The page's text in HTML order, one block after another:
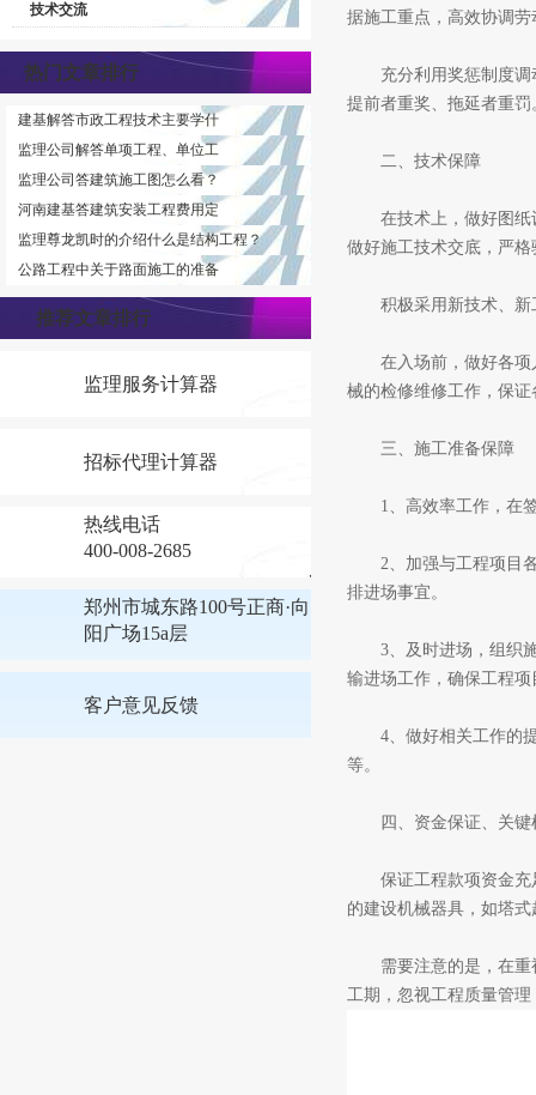
技术交流
热门文章排行
建基解答市政工程技术主要学什
监理公司解答单项工程、单位工
监理公司答建筑施工图怎么看？
河南建基答建筑安装工程费用定
监理尊龙凯时的介绍什么是结构工程？
公路工程中关于路面施工的准备
推荐文章排行
监理服务计算器
招标代理计算器
热线电话
400-008-2685
郑州市城东路100号正商·向
阳广场15a层
客户意见反馈
据施工重点，高效协调
充分利用奖惩制度调动
提前者重奖、拖延者重罚
二、技术保障
在技术上，做好图纸设
做好施工技术交底，严
积极采用新技术、新
在入场前，做好各项人
械的检修维修工作，保
三、施工准备保障
1、高效率工作，在签
2、加强与工程项目各
排进场事宜。
3、及时进场，组织施
输进场工作，确保工程
4、做好相关工作的提
等。
四、资金保证、关键
保证工程款项资金充足
的建设机械器具，如塔
需要注意的是，在重视
工期，忽视工程质量管